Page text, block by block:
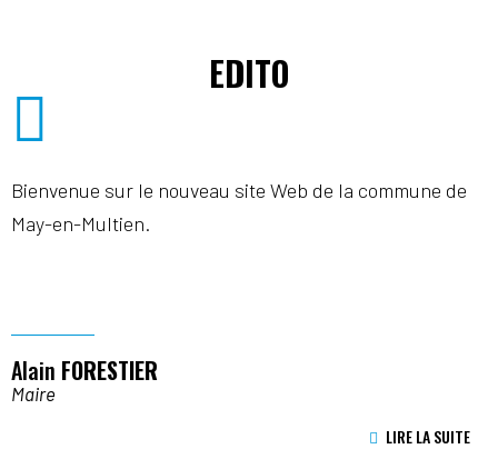
EDITO
Bienvenue sur le nouveau site Web de la commune de
May-en-Multien.
Alain FORESTIER
Maire
LIRE LA SUITE